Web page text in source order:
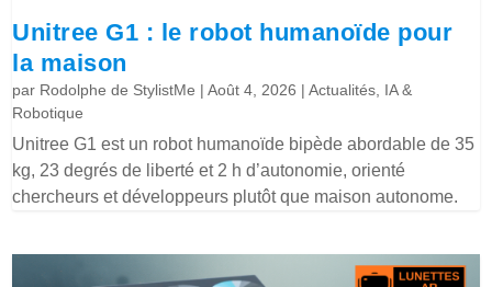
Unitree G1 : le robot humanoïde pour
la maison
par Rodolphe de StylistMe |Août 4, 2026 |Actualités IA &
Robotique
Unitree G1 est un robot humanoïde bipède abordable de 35
kg, 23 degrés de liberté et 2 h d’autonomie, orienté
chercheurs et développeurs plutôt que maison autonome.